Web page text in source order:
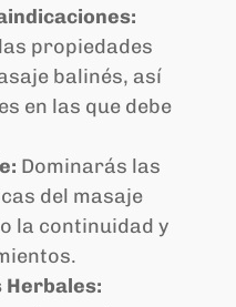
propiedades
balinés, así
en las que debe
Dominarás las
del masaje
la continuidad y
Herbales: